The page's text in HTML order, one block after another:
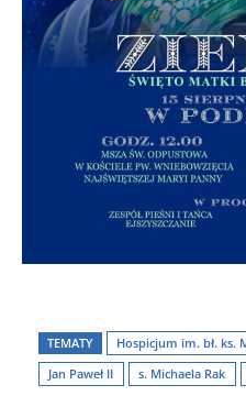
TEMATY
Hospicjum im. bł. ks.
Jan Paweł II
s. Michaela Rak